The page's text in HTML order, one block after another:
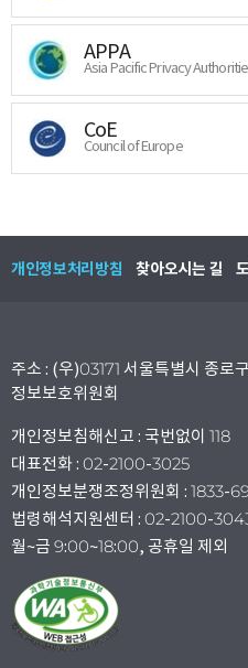
APPA
Asia Pacific Privacy
CoE
Council of Europe
개인정보처리방침 찾아오시는 길
주소 : (우)03171 서울특별시 종로
정보보호위원회
개인정보침해신고 : 국번없이 118
대표전화 : 02-2100-3025
개인정보분쟁조정위원회 : 1833-
법령해석지원센터 : 02-2100-
월~금 9:00~18:00, 공휴일 제외